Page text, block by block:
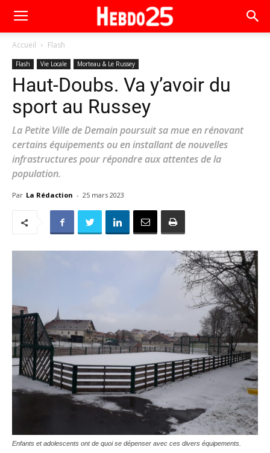
Accueil Flash
Flash Vie Locale Morteau & Le Russey
Haut-Doubs. Va y’avoir du
sport au Russey
La Petite Ville de Demain poursuit sa mue en rénovant
certains équipements ou en installant de nouvelles
infrastructures pour répondre aux attentes de la
population.
Par La Rédaction - 25 mars 2023
Enfants et adolescents ont de quoi se dépenser avec ces divers équipements.